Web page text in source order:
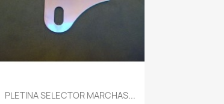
Vista rápida
PLETINA SELECTOR MARCHAS...